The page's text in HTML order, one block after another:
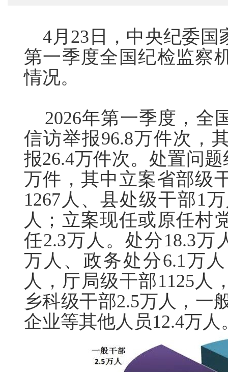
4月23日，中央纪委国
第一季度全国纪检监察
情况。
2026年第一季度，全
信访举报96.8万件次，
报26.4万件次。处置问
万件，其中立案省部级
1267人、县处级干部1
人；立案现任或原任村
任2.3万人。处分18.3万
万人、政务处分6.1万
人，厅局级干部1125人
乡科级干部2.5万人，一
企业等其他人员12.4万人